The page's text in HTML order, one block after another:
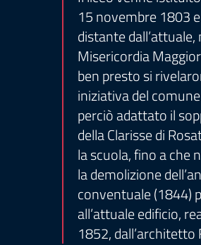
15 novembre 1803
distante dall’attuale,
Misericordia
ben presto si
iniziativa del
perciò adattato il
della Clarisse di
la scuola, fino a che
la demolizione
conventuale (1844)
all’attuale edificio,
1852, dall’architetto